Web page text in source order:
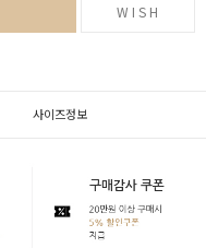
WISH
사이즈정보